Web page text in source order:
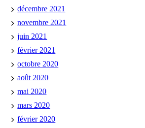
décembre 2021
novembre 2021
juin 2021
février 2021
octobre 2020
août 2020
mai 2020
mars 2020
février 2020